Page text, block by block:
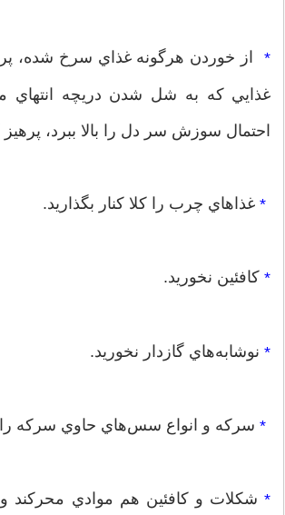
*از خوردن هر‌گونه غذاي سرخ شده، پر
غذايي كه به شل شدن دريچه انتهاي
احتمال سوزش سر دل را بالا ببرد، پرهيز
* غذاهاي چرب را كلا كنار بگذاريد.
* كافئين نخوريد.
* نوشابه‌هاي گاز‌دار نخوريد.
* سركه و انواع سس‌هاي حاوي سركه را
*شكلات و كافئين هم موادي محركند